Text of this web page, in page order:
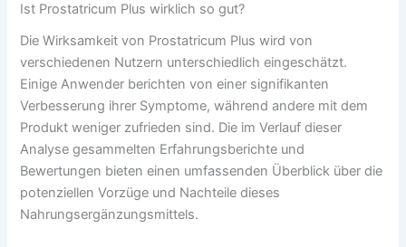
Ist Prostatricum Plus wirklich so gut?
Die Wirksamkeit von Prostatricum Plus wird von
verschiedenen Nutzern unterschiedlich eingeschätzt.
Einige Anwender berichten von einer signifikanten
Verbesserung ihrer Symptome, während andere mit dem
Produkt weniger zufrieden sind. Die im Verlauf dieser
Analyse gesammelten Erfahrungsberichte und
Bewertungen bieten einen umfassenden Überblick über die
potenziellen Vorzüge und Nachteile dieses
Nahrungsergänzungsmittels.